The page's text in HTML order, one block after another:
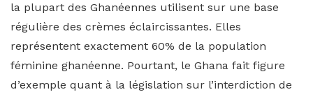
la plupart des Ghanéennes utilisent sur une base
régulière des crèmes éclaircissantes. Elles
représentent exactement 60% de la population
féminine ghanéenne. Pourtant, le Ghana fait figure
d’exemple quant à la législation sur l’interdiction de